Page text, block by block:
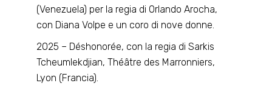
(Venezuela) per la regia di Orlando Arocha,
con Diana Volpe e un coro di nove donne.
2025 – Déshonorée, con la regia di Sarkis
Tcheumlekdjian, Théâtre des Marronniers,
Lyon (Francia).